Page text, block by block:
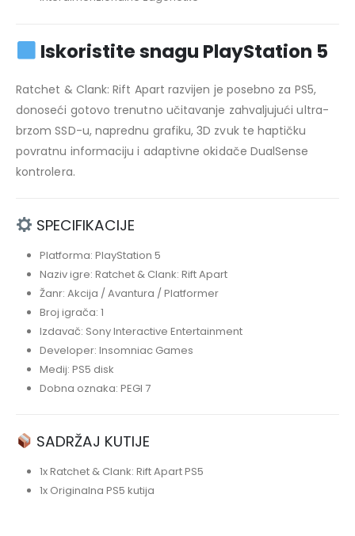
Iskoristite snagu PlayStation 5
Ratchet & Clank: Rift Apart razvijen je posebno za PS5,
donoseći gotovo trenutno učitavanje zahvaljujući ultra-
brzom SSD-u, naprednu grafiku, 3D zvuk te haptičku
povratnu informaciju i adaptivne okidače DualSense
kontrolera.
SPECIFIKACIJE
Platforma: PlayStation 5
Naziv igre: Ratchet & Clank: Rift Apart
Žanr: Akcija / Avantura / Platformer
Broj igrača: 1
Izdavač: Sony Interactive Entertainment
Developer: Insomniac Games
Medij: PS5 disk
Dobna oznaka: PEGI 7
SADRŽAJ KUTIJE
1x Ratchet & Clank: Rift Apart PS5
1x Originalna PS5 kutija